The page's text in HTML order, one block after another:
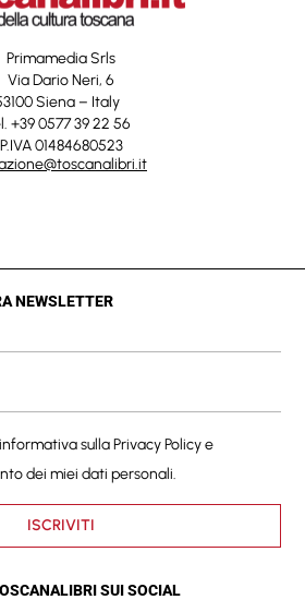
Primamedia Srls
Via Dario Neri, 6
Siena – Italy
+39 0577 39 22 56
P.IVA 01484680523
NEWSLETTER
sullaPrivacy Policye
dei miei dati personali.
ISCRIVITI
SUI SOCIAL